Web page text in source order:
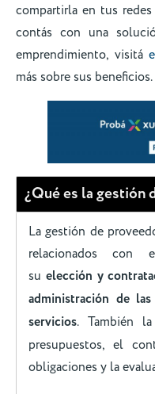
compartirla en tus
contás con una
emprendimiento, visitá
más sobre sus beneficios.
¿Qué es la gestión
La gestión de
relacionados con
suelección y
administración de
servicios. También
presupuestos, el
obligaciones y la